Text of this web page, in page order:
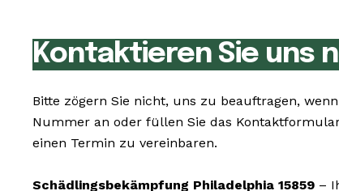
Kontaktieren Sie uns
Bitte zögern Sie nicht, uns zu beauftragen,
Nummer an oder füllen Sie das
einen Termin zu vereinbaren.
Schädlingsbekämpfung Philadelphia 15859 –